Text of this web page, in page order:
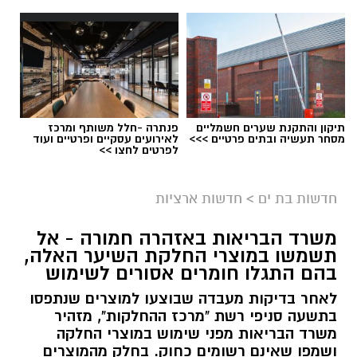
במסגרת התפקיד יידרש המועמד להוביל את תחום
מקצועי, לפתח תוכניות חינוכיות, ליצור אירועי תוכן
ופרויקטים ייחודיים ולעבוד מול קהלים מגוונים, תוך
חיבור בין עולם התרבות, החינוך והקהילה.
בין דרישות התפקיד:
תיקון והתקנת שערים חשמליים
מסחר תעשיה ובתים פרטיים >>>
פנתרה -חלל משותף ומרכז
לאירועים עסקיים ופרטיים ועוד
לפרטים לחצו >>
חדשות בת ים > חדשות ארציות
משרד הבריאות באזהרה חמורה - אל
תשמשו במוצרי החלקת השיער האלה,
בהם התגלו חומרים אסורים לשימוש
לאחר בדיקות מעבדה שבוצעו למוצרים שנתפסו
בתשעה סניפי רשת "מרכז ההחלקות", מזהיר
משרד הבריאות מפני שימוש במוצרי החלקה
ושמפו שאינם רשומים כחוק. בחלק מהמוצרים